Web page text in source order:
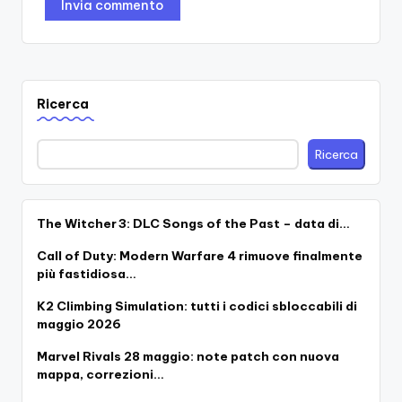
Ricerca
Ricerca
The Witcher 3: DLC Songs of the Past – data di…
Call of Duty: Modern Warfare 4 rimuove finalmente
più fastidiosa…
K2 Climbing Simulation: tutti i codici sbloccabili di
maggio 2026
Marvel Rivals 28 maggio: note patch con nuova
mappa, correzioni…